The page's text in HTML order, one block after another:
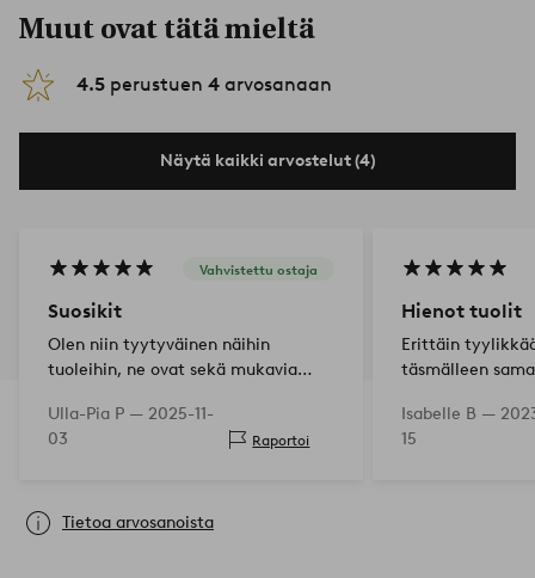
Muut ovat tätä mieltä
4.5 perustuen 4 arvosanaan
Näytä kaikki arvostelut (4)
Vahvistettu ostaja
Suosikit
Olen niin tyytyväinen näihin
tuoleihin, ne ovat sekä mukavia
Ulla-Pia P — 2025-11-
03
Raportoi
Hienot tuolit
Erittäin
täsmälleen
Isabelle B —
15
Tietoa arvosanoista